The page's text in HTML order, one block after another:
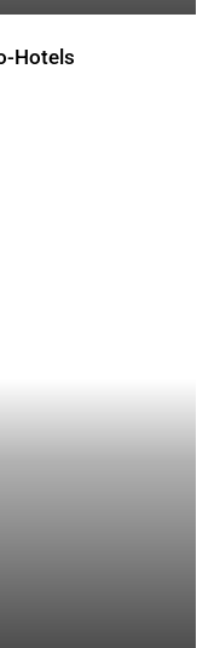
Hotels